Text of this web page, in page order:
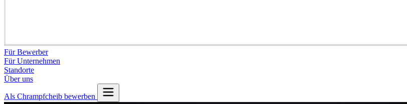
Für Bewerber
Für Unternehmen
Standorte
Über uns
Als Chrampfcheib bewerben